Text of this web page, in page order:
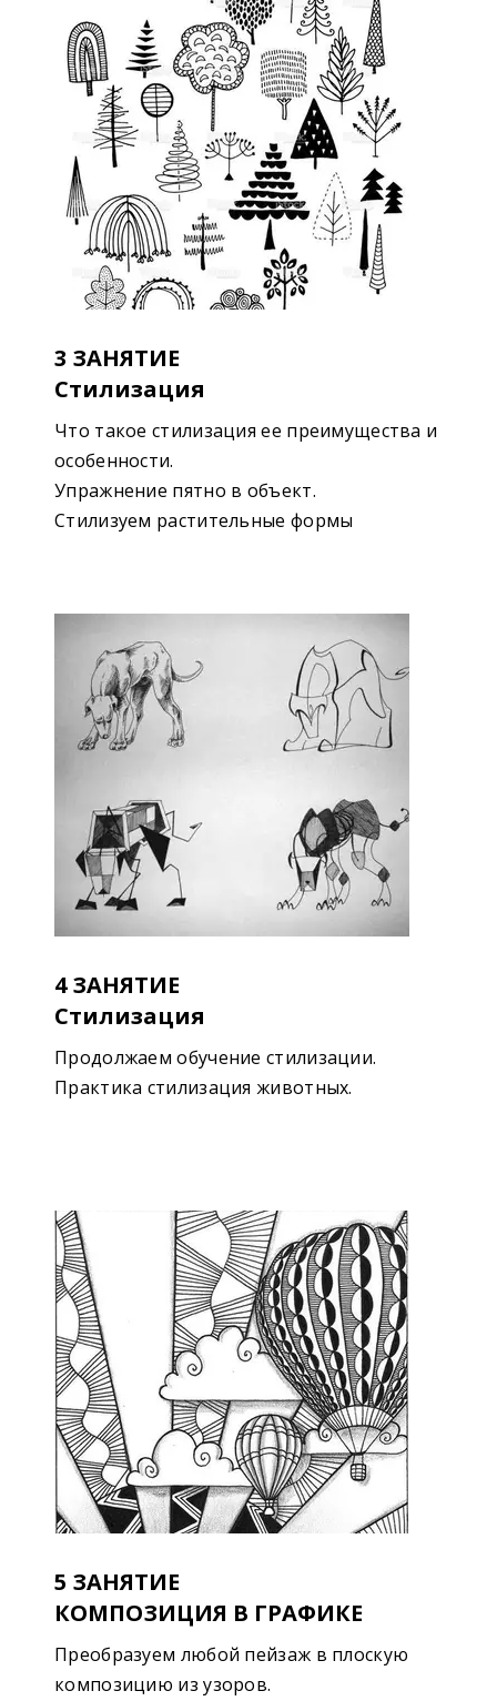
3 ЗАНЯТИЕ
Стилизация
Что такое стилизация ее преимущества и
особенности.
Упражнение пятно в объект.
Стилизуем растительные формы
4 ЗАНЯТИЕ
Стилизация
Продолжаем обучение стилизации.
Практика стилизация животных.
5 ЗАНЯТИЕ
КОМПОЗИЦИЯ В ГРАФИКЕ
Преобразуем любой пейзаж в плоскую
композицию из узоров.